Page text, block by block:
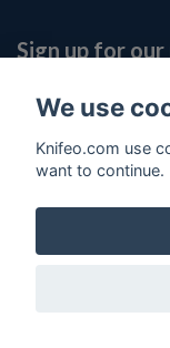
Sign up for
Customer service
We use
Knifeo.com use
want to continue.